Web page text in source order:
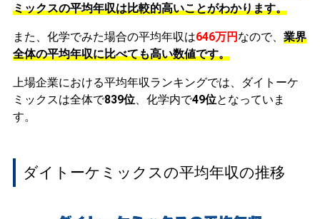
ミックスの平均年収は比較的高いことがわかります。
また、化学でみた場合の平均年収は646万円 なので、 業界
全体の平均年収に比べても高い数値です。
上場企業における平均年収ランキングでは、ダイトーケ
ミックスは全体で839位、化学内で49位となっていま
す。
ダイトーケミックスの平均年収の推移